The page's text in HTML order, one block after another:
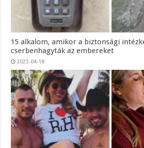
15 alkalom, amikor a biztonsági
cserbenhagyták az embereket
2023-04-18